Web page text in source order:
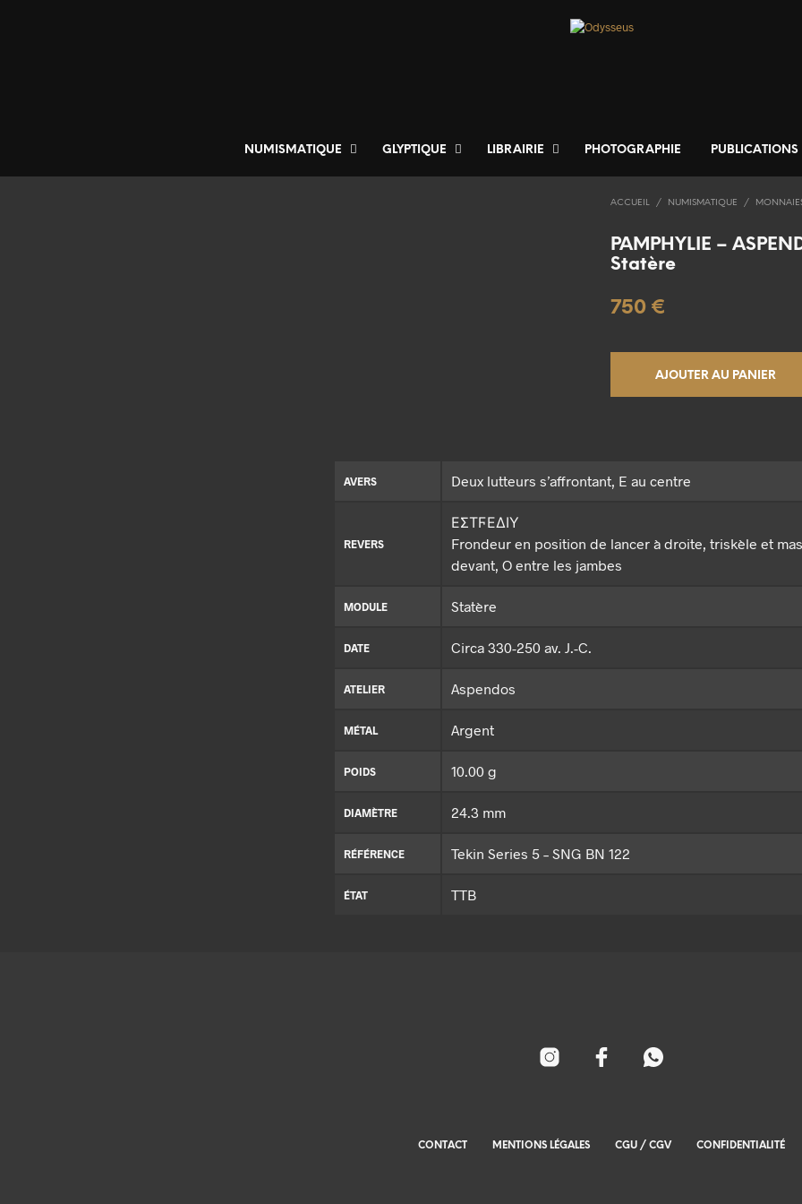
NUMISMATIQUE GLYPTIQUE LIBRAIRIE PHOTOGRAPHIE PUBLICATIONS
ACCUEIL / NUMISMATIQUE /
PAMPHYLIE –
Statère
750 €
AJOUTER AU PANIER
AVERS Deux lutteurs s’affrontant, E au centre
REVERS
ΕΣΤϜΕΔΙΥ
Frondeur en position de lancer à droite, triskèle et
devant, O entre les jambes
MODULE Statère
DATE Circa 330-250 av. J.-C.
ATELIER Aspendos
MÉTAL Argent
POIDS 10.00 g
DIAMÈTRE 24.3 mm
RÉFÉRENCE Tekin Series 5 – SNG BN 122
ÉTAT TTB
CONTACT MENTIONS LÉGALES CGU / CGV CONFIDENTIALITÉ